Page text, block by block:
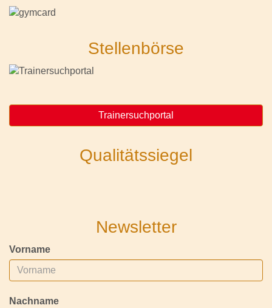
Stellenbörse
Trainersuchportal
Qualitätssiegel
Newsletter
Vorname
Nachname